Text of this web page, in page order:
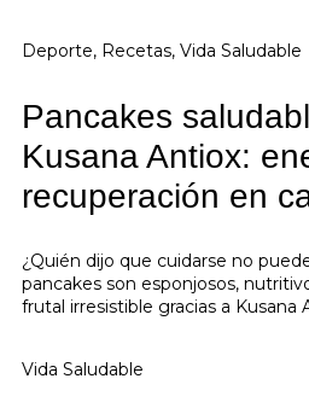
Deporte, Recetas, Vida Saludable
Pancakes
Kusana Antiox:
recuperación en
¿Quién dijo que cuidarse no
pancakes son esponjosos,
frutal irresistible gracias a Kusana
Vida Saludable